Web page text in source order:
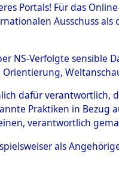
Portals! Für das
Ausschuss
NS-Verfolgte
dafür
Praktiken in Bezug
verantwortlich
als